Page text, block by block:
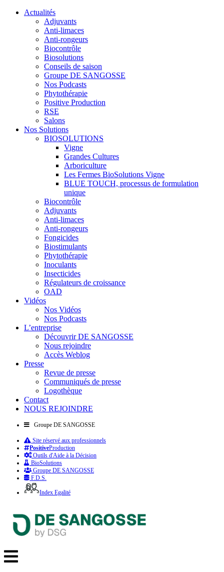
Actualités
Adjuvants
Anti-limaces
Anti-rongeurs
Biocontrôle
Biosolutions
Conseils de saison
Groupe DE SANGOSSE
Nos Podcasts
Phytothérapie
Positive Production
RSE
Salons
Nos Solutions
BIOSOLUTIONS
Vigne
Grandes Cultures
Arboriculture
Les Fermes BioSolutions Vigne
BLUE TOUCH, processus de formulation
unique
Biocontrôle
Adjuvants
Anti-limaces
Anti-rongeurs
Fongicides
Biostimulants
Phytothérapie
Inoculants
Insecticides
Régulateurs de croissance
OAD
Vidéos
Nos Vidéos
Nos Podcasts
L’entreprise
Découvrir DE SANGOSSE
Nous rejoindre
Accès Weblog
Presse
Revue de presse
Communiqués de presse
Logothèque
Contact
NOUS REJOINDRE
Groupe DE SANGOSSE
Site réservé aux professionnels
PositiveProduction
Outils d'Aide à la Décision
BioSolutions
Groupe DE SANGOSSE
F.D.S.
Index Egalité